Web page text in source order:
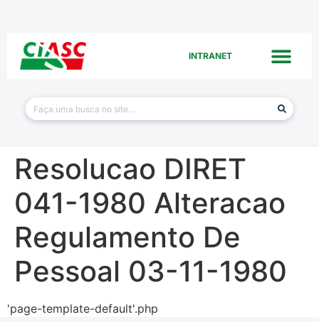
INTRANET
Resolucao DIRET
041-1980 Alteracao
Regulamento De
Pessoal 03-11-1980
'page-template-default'.php